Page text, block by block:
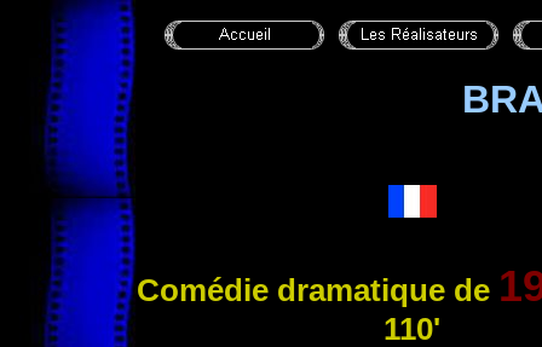
Comédie dramatique de
110'